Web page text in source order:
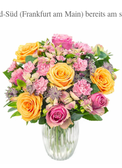
Süd (Frankfurt am Main) bereits am